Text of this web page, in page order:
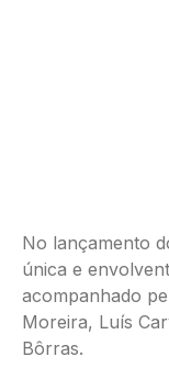
No lançamento
única e
acompanhado
Moreira, Luís
Bôrras.